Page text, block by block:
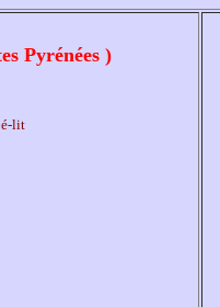
Pyrénées )
lit